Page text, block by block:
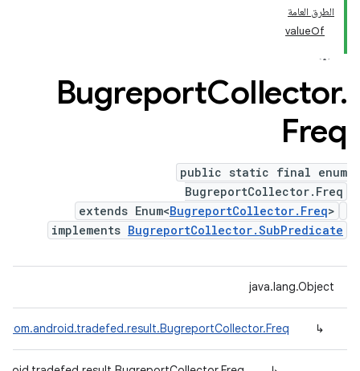
الطرق العامة
valueOf
BugreportCollector.
Freq
public static final enum
BugreportCollector.Freq
extends Enum<BugreportCollector.Freq>
implements BugreportCollector.SubPredicate
java.lang.Object
↳
com.android.tradefed.result.BugreportCollector.Freq